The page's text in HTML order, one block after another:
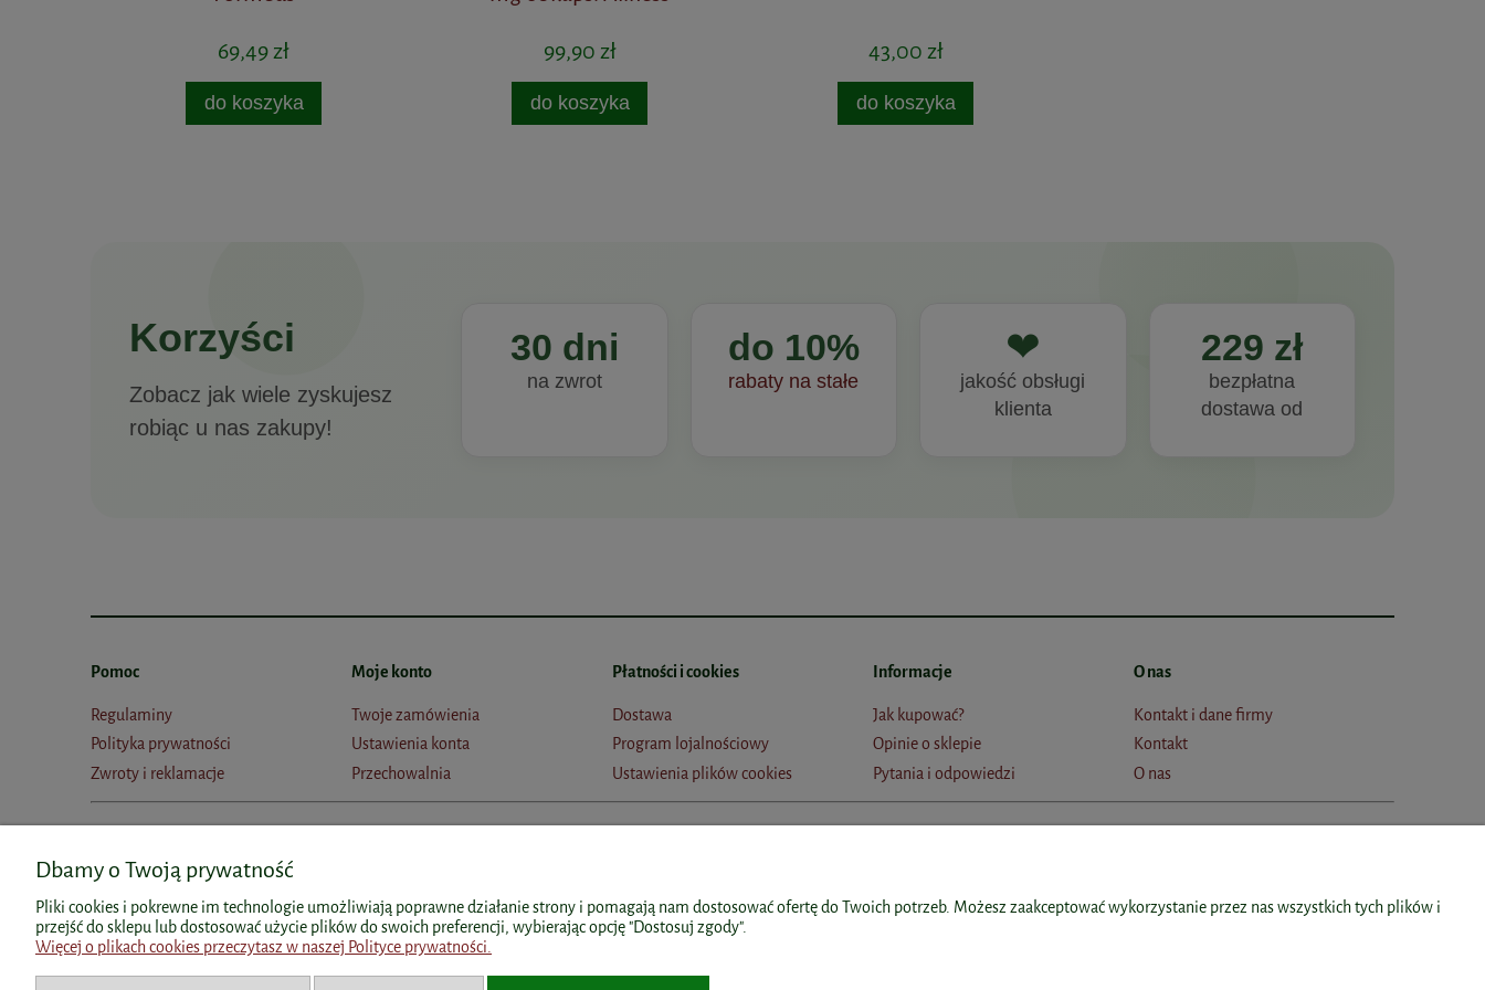
69,49 zł
do koszyka
99,90 zł
do koszyka
43,00 zł
do koszyka
Korzyści
Zobacz jak wiele zyskujesz
robiąc u nas zakupy!
30 dni
na zwrot
do 10%
rabaty na stałe
❤
jakość obsługi
klienta
229 zł
bezpłatna
dostawa od
Pomoc
Regulaminy
Polityka prywatności
Zwroty i reklamacje
Moje konto
Twoje zamówienia
Ustawienia konta
Przechowalnia
Płatności i cookies
Dostawa
Program lojalnościowy
Ustawienia plików cookies
Informacje
Jak kupować?
Opinie o sklepie
Pytania i odpowiedzi
O nas
Kontakt i dane firmy
Kontakt
O nas
Polecane kategorie
dr Ewa Dąbrowska
Polecane produkty
Kolagen w saszetkach
Popularne kategorie
Kurkuma w tabletkach
Dane kontaktowe Wyróżnienia
Dbamy o Twoją prywatność
Pliki cookies i pokrewne im technologie umożliwiają poprawne działanie strony i pomagają nam dostosować ofertę do Twoich potrzeb. Możesz zaakceptować wykorzystanie przez nas wszystkich tych plików i
przejść do sklepu lub dostosować użycie plików do swoich preferencji, wybierając opcję "Dostosuj zgody".
Więcej o plikach cookies przeczytasz w naszej Polityce prywatności.